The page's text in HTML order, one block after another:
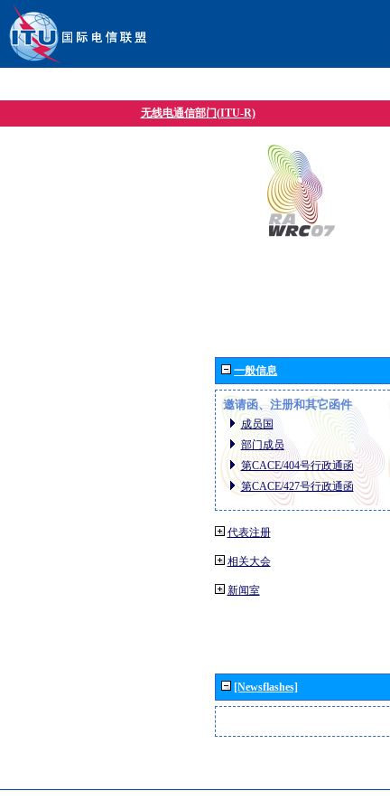
无线电通信部门(ITU-R)
一般信息
邀请函、注册和其它函件
成员国
部门成员
第CACE/404号行政通函
第CACE/427号行政通函
代表注册
相关大会
新闻室
[Newsflashes]